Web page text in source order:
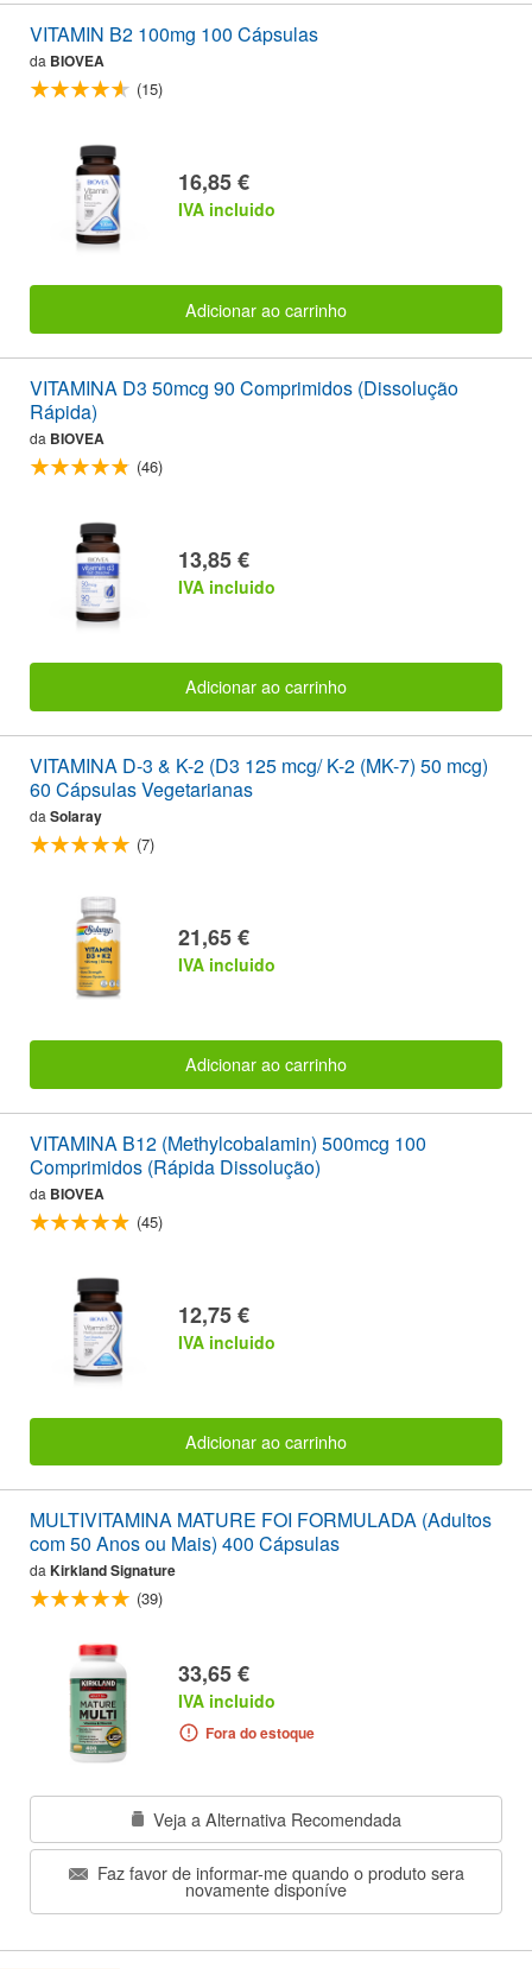
VITAMIN B2 100mg 100 Cápsulas
da BIOVEA
(15)
16,85 €
IVA incluido
Adicionar ao carrinho
VITAMINA D3 50mcg 90 Comprimidos (Dissolução
Rápida)
da BIOVEA
(46)
13,85 €
IVA incluido
Adicionar ao carrinho
VITAMINA D-3 & K-2 (D3 125 mcg/ K-2 (MK-7) 50 mcg)
60 Cápsulas Vegetarianas
da Solaray
(7)
21,65 €
IVA incluido
Adicionar ao carrinho
VITAMINA B12 (Methylcobalamin) 500mcg 100
Comprimidos (Rápida Dissolução)
da BIOVEA
(45)
12,75 €
IVA incluido
Adicionar ao carrinho
MULTIVITAMINA MATURE FOI FORMULADA (Adultos
com 50 Anos ou Mais) 400 Cápsulas
da Kirkland Signature
(39)
33,65 €
IVA incluido
Fora do estoque
Veja a Alternativa Recomendada
Faz favor de informar-me quando o produto sera
novamente disponíve